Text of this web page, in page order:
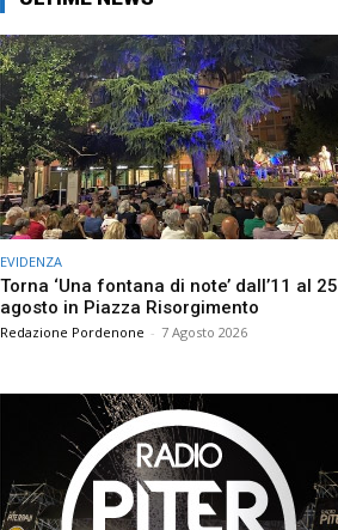
EVIDENZA
Torna ‘Una fontana di note’ dall’11 al 25
agosto in Piazza Risorgimento
Redazione Pordenone - 7 Agosto 2026